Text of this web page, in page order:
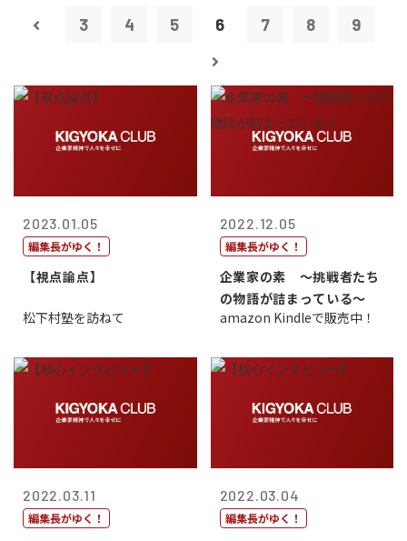
3 4 5 6 7 8 9
2023.01.05
編集長がゆく！
【視点論点】
松下村塾を訪ねて
2022.12.05
編集長がゆく！
企業家の素 〜挑戦者たち
の物語が詰まっている〜
amazon Kindleで販売中！
2022.03.11
編集長がゆく！
2022.03.04
編集長がゆく！